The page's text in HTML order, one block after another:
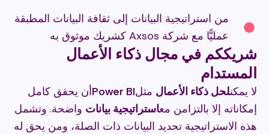
من استراتيجية البيانات إلى ثقافة البيانات المطبقة
عمليًّا مع شركة Axsos كشريك موثوق به
شريككم في مجال ذكاء الأعمال
المستدام
لا يمكنلحل ذكاء الأعمال مثلPower BIأن يحقق كامل
إمكاناته إلا بالتزامن معاستراتيجية بيانات واضحة. وتشمل
هذه الاستراتيجية تحديد البيانات ذات الصلة، ومن يحق له